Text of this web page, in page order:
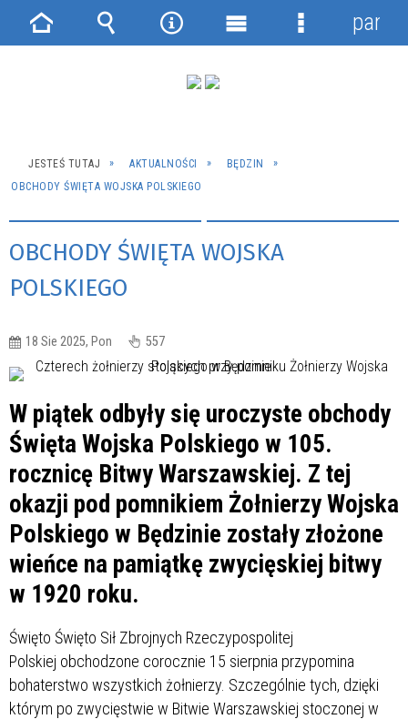
JESTEŚ TUTAJ AKTUALNOŚCI
BĘDZIN
OBCHODY ŚWIĘTA WOJSKA POLSKIEGO
OBCHODY ŚWIĘTA WOJSKA
POLSKIEGO
18 Sie 2025, Pon 557
W piątek odbyły się uroczyste obchody
Święta Wojska Polskiego w 105.
rocznicę Bitwy Warszawskiej. Z tej
okazji pod pomnikiem Żołnierzy Wojska
Polskiego w Będzinie zostały złożone
wieńce na pamiątkę zwycięskiej bitwy
w 1920 roku.
Święto Święto Sił Zbrojnych Rzeczypospolitej
Polskiej obchodzone corocznie 15 sierpnia przypomina
bohaterstwo wszystkich żołnierzy. Szczególnie tych, dzięki
którym po zwycięstwie w Bitwie Warszawskiej stoczonej w
Strona Wyszukiwarka
NarzędziaMenu
Menu
panel